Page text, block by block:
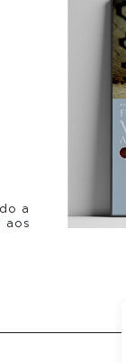
a
aos